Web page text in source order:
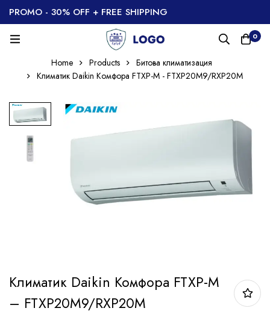
PROMO - 30% OFF + FREE SHIPPING
0
Home Products
Битова климатизация
Климатик Daikin Комфора FTXP-М - FTXP20М9/RXP20М
Климатик Daikin Комфора FTXP-М
– FTXP20М9/RXP20М